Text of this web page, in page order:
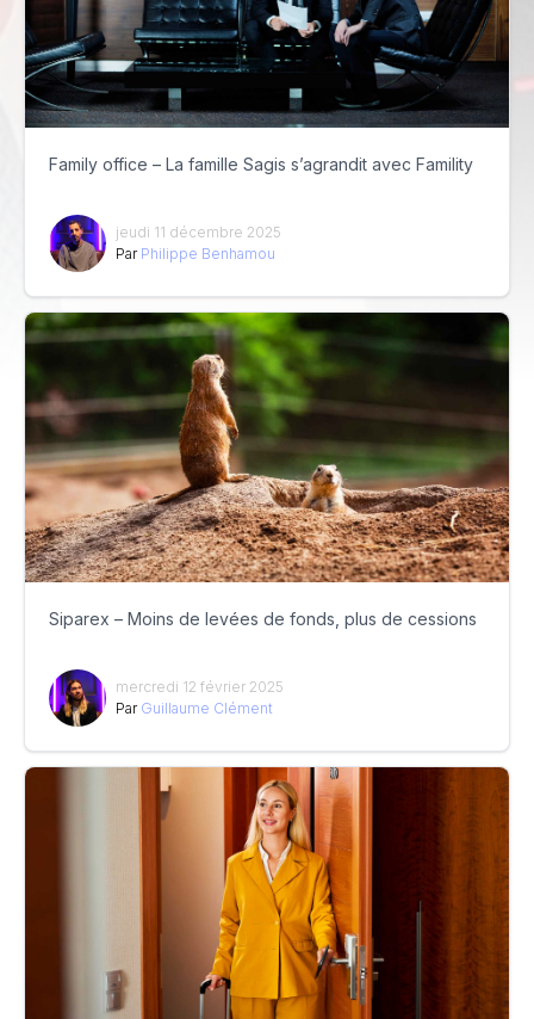
Family office – La famille Sagis s’agrandit avec Famility
jeudi 11 décembre 2025
Par Philippe Benhamou
Siparex – Moins de levées de fonds, plus de cessions
mercredi 12 février 2025
Par Guillaume Clément